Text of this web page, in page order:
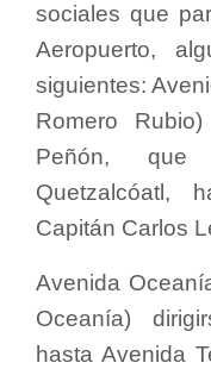
sociales que
Aeropuerto,
siguientes:
Romero
Peñón, que
Quetzalcóatl,
Capitán Carlos
Avenida
Oceanía)
hasta Avenida